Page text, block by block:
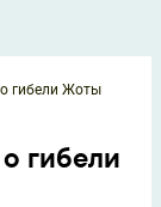
гибели Жоты
гибели